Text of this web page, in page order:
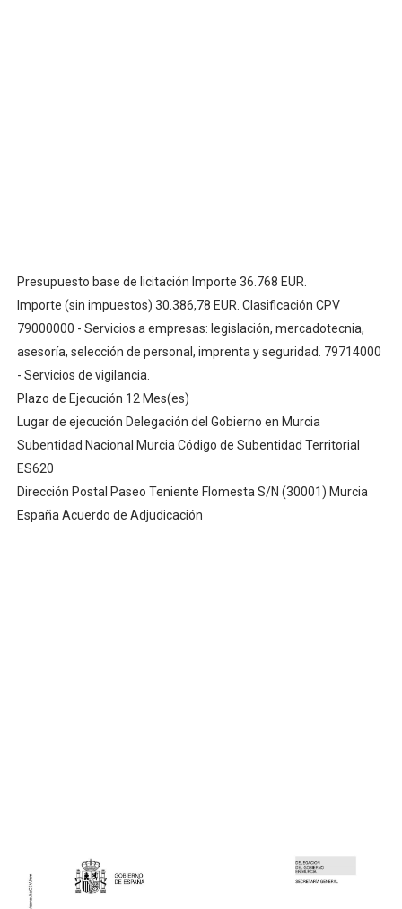
Descubre las claves de la licitacion de Servicio de
Presupuesto base de licitación Importe 36.768 EUR.
Importe (sin impuestos) 30.386,78 EUR. Clasificación CPV
79000000 - Servicios a empresas: legislación, mercadotecnia,
asesoría, selección de personal, imprenta y seguridad. 79714000
- Servicios de vigilancia.
Plazo de Ejecución 12 Mes(es)
Lugar de ejecución Delegación del Gobierno en Murcia
Subentidad Nacional Murcia Código de Subentidad Territorial
ES620
Dirección Postal Paseo Teniente Flomesta S/N (30001) Murcia
España Acuerdo de Adjudicación